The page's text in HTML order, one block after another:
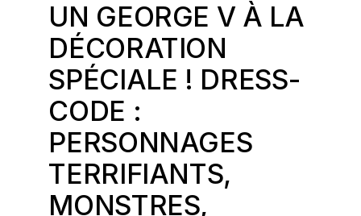
UN GEORGE V À LA
DÉCORATION
SPÉCIALE ! DRESS-
CODE :
PERSONNAGES
TERRIFIANTS,
MONSTRES,